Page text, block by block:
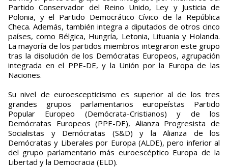
Partido Conservador del Reino Unido, Ley y Justicia de
Polonia, y el Partido Democrático Cívico de la República
Checa. Además, también integra a diputados de otros cinco
países, como Bélgica, Hungría, Letonia, Lituania y Holanda.
La mayoría de los partidos miembros integraron este grupo
tras la disolución de los Demócratas Europeos, agrupación
integrada en el PPE-DE, y la Unión por la Europa de las
Naciones.
Su nivel de euroescepticismo es superior al de los tres
grandes grupos parlamentarios europeístas Partido
Popular Europeo (Demócrata-Cristianos) y de los
Demócratas Europeos (PPE-DE), Alianza Progresista de
Socialistas y Demócratas (S&D) y la Alianza de los
Demócratas y Liberales por Europa (ALDE), pero inferior al
del grupo parlamentario más euroescéptico Europa de la
Libertad y la Democracia (ELD).